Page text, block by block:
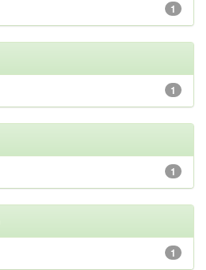
1
1
1
1